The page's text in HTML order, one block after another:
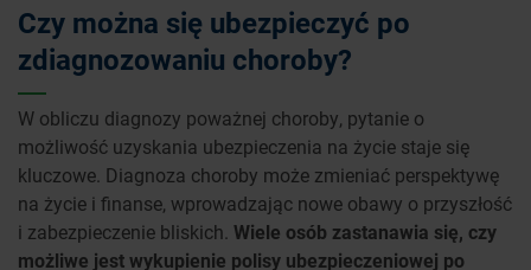
Czy można się ubezpieczyć po
zdiagnozowaniu choroby?
W obliczu diagnozy poważnej choroby, pytanie o
możliwość uzyskania ubezpieczenia na życie staje się
kluczowe. Diagnoza choroby może zmieniać perspektywę
na życie i finanse, wprowadzając nowe obawy o przyszłość
i zabezpieczenie bliskich. Wiele osób zastanawia się, czy
możliwe jest wykupienie polisy ubezpieczeniowej po